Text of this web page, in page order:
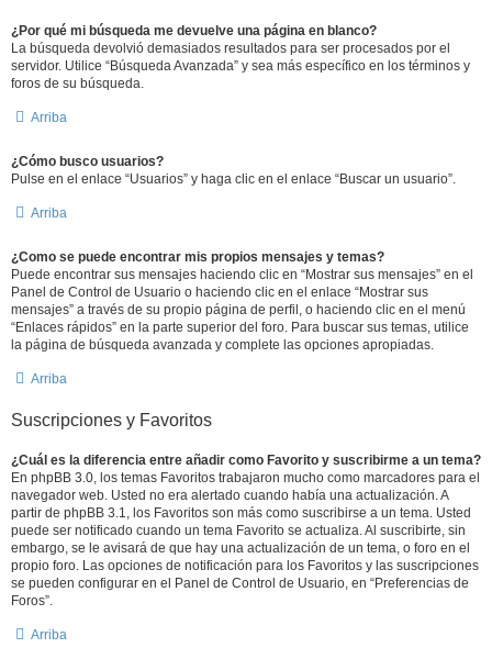
¿Por qué mi búsqueda me devuelve una página en blanco?
La búsqueda devolvió demasiados resultados para ser procesados por el
servidor. Utilice “Búsqueda Avanzada” y sea más específico en los términos y
foros de su búsqueda.
Arriba
¿Cómo busco usuarios?
Pulse en el enlace “Usuarios” y haga clic en el enlace “Buscar un usuario”.
Arriba
¿Como se puede encontrar mis propios mensajes y temas?
Puede encontrar sus mensajes haciendo clic en “Mostrar sus mensajes” en el
Panel de Control de Usuario o haciendo clic en el enlace “Mostrar sus
mensajes” a través de su propio página de perfil, o haciendo clic en el menú
“Enlaces rápidos” en la parte superior del foro. Para buscar sus temas, utilice
la página de búsqueda avanzada y complete las opciones apropiadas.
Arriba
Suscripciones y Favoritos
¿Cuál es la diferencia entre añadir como Favorito y suscribirme a un tema?
En phpBB 3.0, los temas Favoritos trabajaron mucho como marcadores para el
navegador web. Usted no era alertado cuando había una actualización. A
partir de phpBB 3.1, los Favoritos son más como suscribirse a un tema. Usted
puede ser notificado cuando un tema Favorito se actualiza. Al suscribirte, sin
embargo, se le avisará de que hay una actualización de un tema, o foro en el
propio foro. Las opciones de notificación para los Favoritos y las suscripciones
se pueden configurar en el Panel de Control de Usuario, en “Preferencias de
Foros”.
Arriba